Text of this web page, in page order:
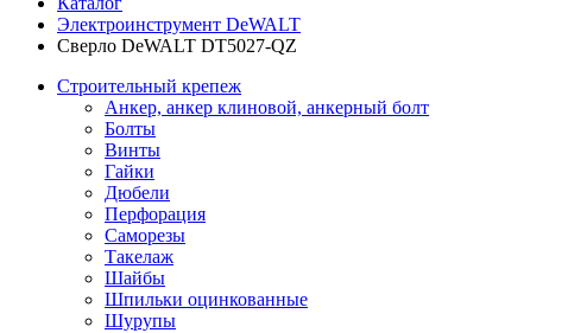
Электроинструмент DeWALT
Сверло DeWALT DT5027-QZ
Строительный крепеж
Анкер, анкер клиновой, анкерный болт
Болты
Винты
Гайки
Дюбели
Перфорация
Саморезы
Такелаж
Шайбы
Шпильки оцинкованные
Шурупы